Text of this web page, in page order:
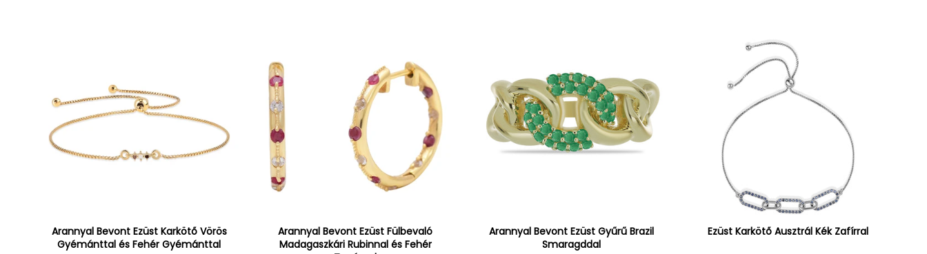
Arannyal Bevont Ezüst Karkötő Vörös
Gyémánttal és Fehér Gyémánttal
Arannyal Bevont Ezüst Fülbevaló
Madagaszkári Rubinnal és Fehér
Arannyal Bevont Ezüst Gyűrű Brazil
Smaragddal
Ezüst Karkötő Ausztrál Kék Zafírral